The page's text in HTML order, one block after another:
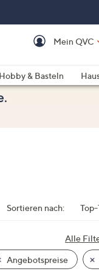
Mein QVC
Hobby & Basteln
Sortieren nach:
Alle
Angebotspreise